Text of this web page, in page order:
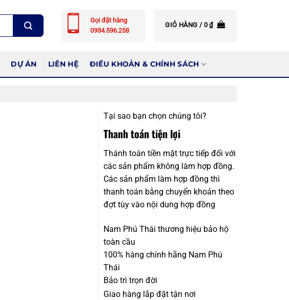
Gọi đặt hàng
0934.596.258
GIỎ HÀNG / 0₫
DỰ ÁN LIÊN HỆ ĐIỀU KHOẢN & CHÍNH SÁCH
Tại sao bạn chọn chúng tôi?
Thanh toán tiện lợi
Thánh toán tiền mặt trực tiếp đối với
các sản phẩm không làm hợp đồng.
Các sản phẩm làm hợp đồng thì
thanh toán bằng chuyển khoản theo
đợt tùy vào nội dung hợp đồng
Nam Phú Thái thương hiệu bảo hộ
toàn cầu
100% hàng chính hãng Nam Phú
Thái
Bảo trì trọn đời
Giao hàng lắp đặt tận nơi